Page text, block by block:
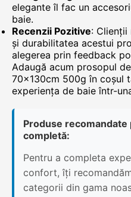
elegante îl fac un
baie.
Recenzii Pozitive:
și durabilitatea acestui
alegerea prin feedback
Adaugă acum prosopul
70x130cm 500g în coșul
experiența de baie într-
Produse
completă:
Pentru a completa
confort, îți
categorii din gama